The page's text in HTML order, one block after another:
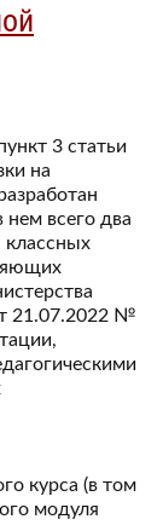
3 статьи
на
нем всего два
классных
21.07.2022 №
курса (в том
модуля